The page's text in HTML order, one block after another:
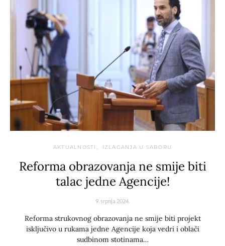
AKTUALNOSTI IZLAGANJA U SABORU
Reforma obrazovanja ne smije biti
talac jedne Agencije!
9. srpnja 2024.
Reforma strukovnog obrazovanja ne smije biti projekt
isključivo u rukama jedne Agencije koja vedri i oblači
sudbinom stotinama…